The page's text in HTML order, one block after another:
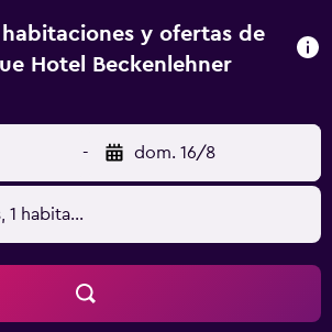
acceso a Internet wifi gratis. Los
de negocios incluyen
habitaciones y ofertas de
Hotel Beckenlehner
- dom. 16/8
1 habitación